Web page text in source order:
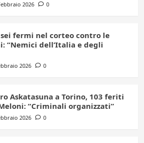
2026 0
fermi nel corteo contro le
“Nemici dell’Italia e degli
2026 0
Askatasuna a Torino, 103 feriti
“Criminali organizzati”
2026 0